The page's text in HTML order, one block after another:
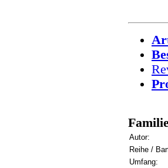
Autor:
Reihe /
Umfang: